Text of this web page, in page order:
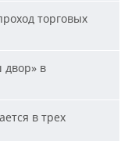
торговых
двор» в
в трех